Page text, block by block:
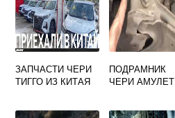
ЗАПЧАСТИ ЧЕРИ
ТИГГО ИЗ КИТАЯ
ПОДРАМНИК
ЧЕРИ АМУЛЕТ